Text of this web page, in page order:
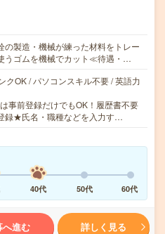
の製造・機械が練った材料をトレー
うゴムを機械でカット≪待遇・…
クOK / パソコンスキル不要 / 英語力
事前登録だけでもOK！履歴書不要
録★氏名・職種などを入力す…
40代 50代 60代
へ進む 詳しく見る